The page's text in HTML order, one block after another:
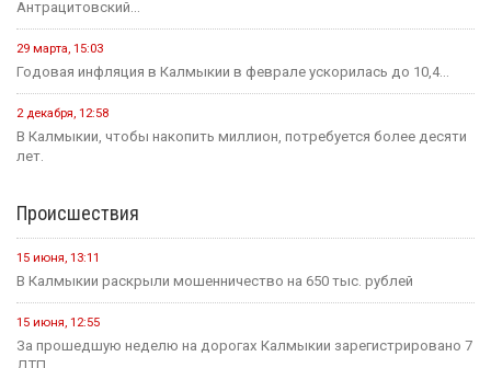
Антрацитовский...
29 марта, 15:03
Годовая инфляция в Калмыкии в феврале ускорилась до 10,4...
2 декабря, 12:58
В Калмыкии, чтобы накопить миллион, потребуется более десяти
лет.
Происшествия
15 июня, 13:11
В Калмыкии раскрыли мошенничество на 650 тыс. рублей
15 июня, 12:55
За прошедшую неделю на дорогах Калмыкии зарегистрировано 7